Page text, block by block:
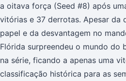
a oitava força (Seed #8) após
vitórias e 37 derrotas. Apesar da
papel e da desvantagem no
Flórida surpreendeu o mundo do
na série, ficando a apenas uma
classificação histórica para as